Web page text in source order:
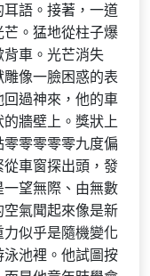
語。接著，一道
。猛地從柱子爆
車。光芒消失
像一臉困惑的表
過神來，他的車
牆壁上。獎狀上
零零零零九度偏
車窗探出頭，發
望無際、由無數
氣聞起來像是新
似乎是隨機變化
池裡。他試圖按